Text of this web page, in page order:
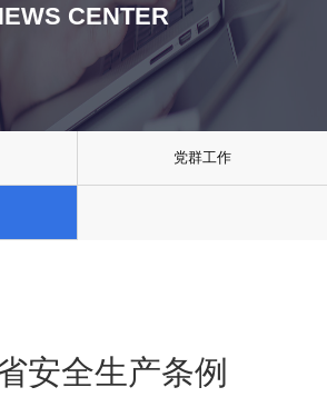
CENTER
党群工作
安全生产条例